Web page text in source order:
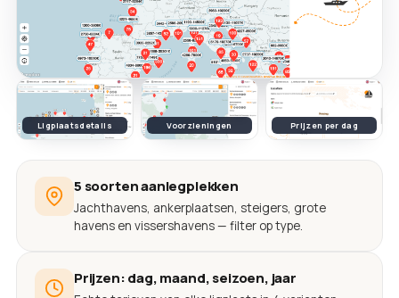
Ligplaatsdetails Voorzieningen Prijzen per dag
5 soorten aanlegplekken
Jachthavens, ankerplaatsen, steigers, grote
havens en vissershavens — filter op type.
Prijzen: dag, maand, seizoen, jaar